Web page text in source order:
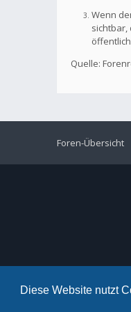
Diese Website nutzt
Wenn
sichtbar,
Quelle:
Foren-Übersicht